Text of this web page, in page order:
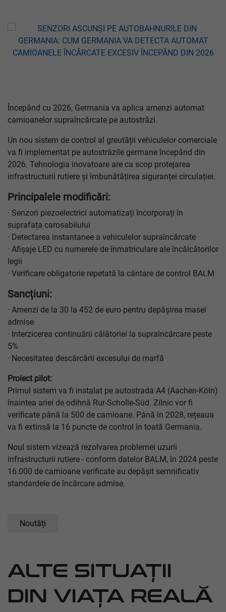
Începând cu 2026, Germania va aplica amenzi automat
camioanelor supraîncărcate pe autostrăzi.
Un nou sistem de control al greutății vehiculelor comerciale
va fi implementat pe autostrăzile germane începând din
2026. Tehnologia inovatoare are ca scop protejarea
infrastructurii rutiere și îmbunătățirea siguranței circulației.
Principalele modificări:
· Senzori piezoelectrici automatizați încorporați în
suprafața carosabilului
· Detectarea instantanee a vehiculelor supraîncărcate
· Afișaje LED cu numerele de înmatriculare ale încălcătorilor
legii
· Verificare obligatorie repetată la cântare de control BALM
Sancțiuni:
· Amenzi de la 30 la 452 de euro pentru depășirea masei
admise
· Interzicerea continuării călătoriei la supraîncărcare peste
5%
· Necesitatea descărcării excesului de marfă
Proiect pilot:
Primul sistem va fi instalat pe autostrada A4 (Aachen-Köln)
înaintea ariei de odihnă Rur-Scholle-Süd. Zilnic vor fi
verificate până la 500 de camioane. Până în 2028, rețeaua
va fi extinsă la 16 puncte de control în toată Germania.
Noul sistem vizează rezolvarea problemei uzurii
infrastructurii rutiere - conform datelor BALM, în 2024 peste
16.000 de camioane verificate au depășit semnificativ
standardele de încărcare admise.
Noutăți
ALTE SITUAȚII
DIN VIAȚA REALĂ